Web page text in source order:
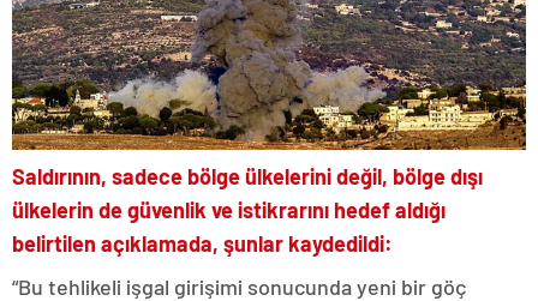
Saldırının, sadece bölge ülkelerini değil, bölge dışı
ülkelerin de güvenlik ve istikrarını hedef aldığı
belirtilen açıklamada, şunlar kaydedildi:
“Bu tehlikeli işgal girişimi sonucunda yeni bir göç